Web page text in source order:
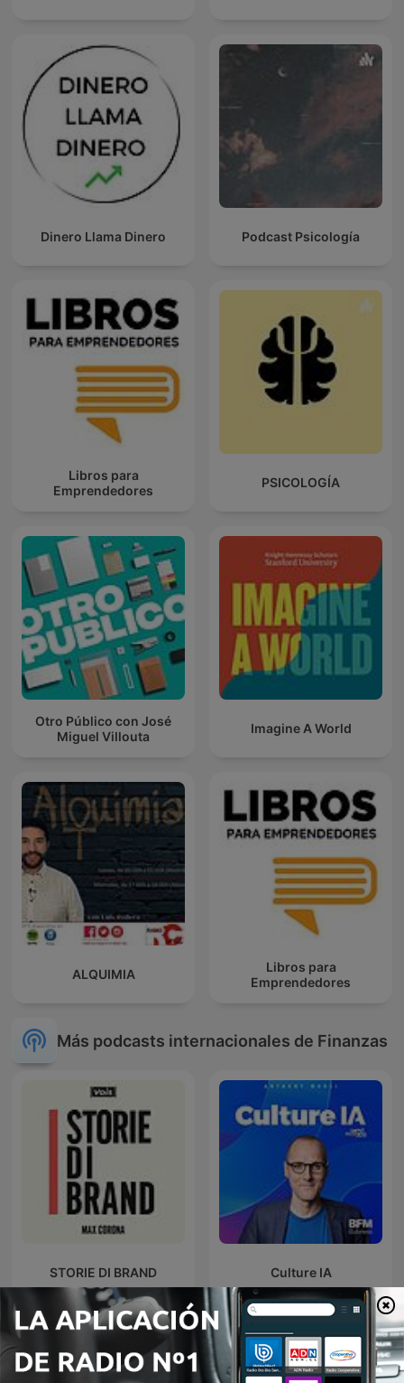
Dinero Llama Dinero Podcast Psicología
Libros para
Emprendedores
PSICOLOGÍA
Otro Público con José
Miguel Villouta
Imagine A World
ALQUIMIA
Libros para
Emprendedores
Más podcasts internacionales de Finanzas
STORIE DI BRAND Culture IA